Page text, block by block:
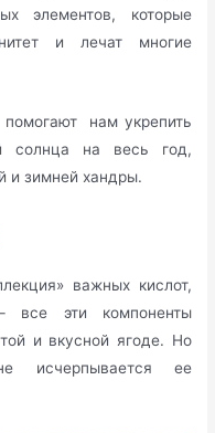
элементов, которые
и лечат многие
нам укрепить
солнца на весь год,
и зимней хандры.
важных кислот,
все эти компоненты
и вкусной ягоде. Но
исчерпывается ее